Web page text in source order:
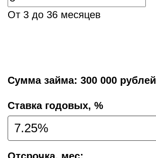
От 3 до 36 месяцев
Сумма займа: 300 000 рублей
Cтавка годовых, %